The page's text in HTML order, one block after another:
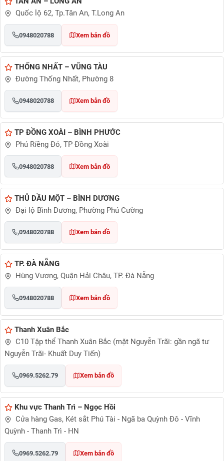
Quốc lộ 62, Tp.Tân An, T.Long An
0948020788 Xem bản đồ
THỐNG NHẤT – VŨNG TÀU
Đường Thống Nhất, Phường 8
0948020788 Xem bản đồ
TP ĐỒNG XOÀI – BÌNH PHƯỚC
Phú Riềng Đỏ, TP Đồng Xoài
0948020788 Xem bản đồ
THỦ DẦU MỘT – BÌNH DƯƠNG
Đại lộ Bình Dương, Phường Phú Cường
0948020788 Xem bản đồ
TP. ĐÀ NẴNG
Hùng Vương, Quận Hải Châu, TP. Đà Nẵng
0948020788 Xem bản đồ
Thanh Xuân Bắc
C10 Tập thể Thanh Xuân Bắc (mặt Nguyễn Trãi: gần ngã tư
Nguyễn Trãi- Khuất Duy Tiến)
0969.5262.79 Xem bản đồ
Khu vực Thanh Trì – Ngọc Hồi
Cửa hàng Gas, Két sắt Phú Tài - Ngã ba Quỳnh Đô - Vĩnh
Quỳnh - Thanh Trì - HN
0969.5262.79 Xem bản đồ